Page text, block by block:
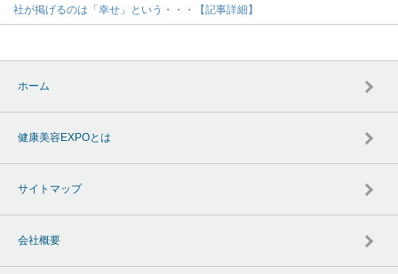
社が掲げるのは「幸せ」という・・・【記事詳細】
ホーム
健康美容EXPOとは
サイトマップ
会社概要